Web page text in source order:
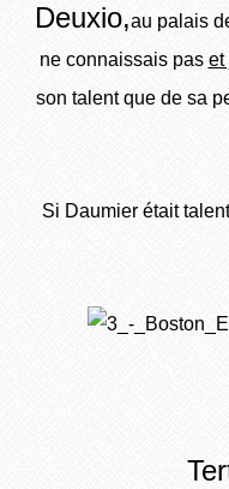
Deuxio,au palais
ne connaissais pas et
son talent que de sa
Si Daumier était